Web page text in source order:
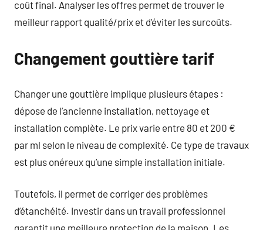
coût final. Analyser les offres permet de trouver le
meilleur rapport qualité/prix et d’éviter les surcoûts.
Changement gouttière tarif
Changer une gouttière implique plusieurs étapes :
dépose de l’ancienne installation, nettoyage et
installation complète. Le prix varie entre 80 et 200 €
par ml selon le niveau de complexité. Ce type de travaux
est plus onéreux qu’une simple installation initiale.
Toutefois, il permet de corriger des problèmes
d’étanchéité. Investir dans un travail professionnel
garantit une meilleure protection de la maison. Les